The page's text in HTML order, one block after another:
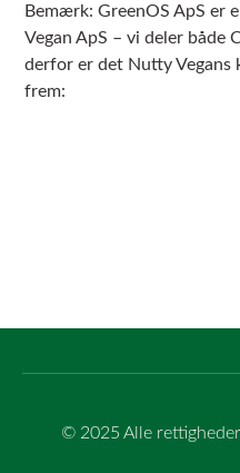
Bemærk: GreenOS ApS er
Vegan ApS – vi deler både
derfor er det Nutty
frem:
© 2025 Alle